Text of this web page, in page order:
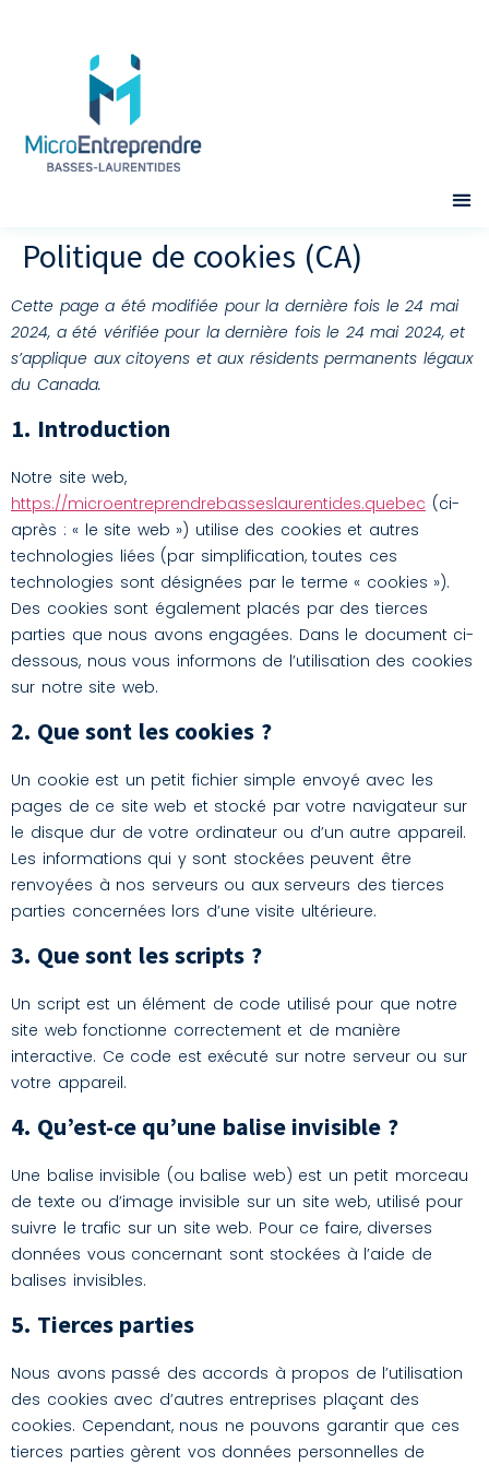
Politique de cookies (CA)
Cette page a été modifiée pour la dernière fois le 24 mai
2024, a été vérifiée pour la dernière fois le 24 mai 2024, et
s’applique aux citoyens et aux résidents permanents légaux
du Canada.
1. Introduction
Notre site web,
https://microentreprendrebasseslaurentides.quebec (ci-
après : « le site web ») utilise des cookies et autres
technologies liées (par simplification, toutes ces
technologies sont désignées par le terme « cookies »).
Des cookies sont également placés par des tierces
parties que nous avons engagées. Dans le document ci-
dessous, nous vous informons de l’utilisation des cookies
sur notre site web.
2. Que sont les cookies ?
Un cookie est un petit fichier simple envoyé avec les
pages de ce site web et stocké par votre navigateur sur
le disque dur de votre ordinateur ou d’un autre appareil.
Les informations qui y sont stockées peuvent être
renvoyées à nos serveurs ou aux serveurs des tierces
parties concernées lors d’une visite ultérieure.
3. Que sont les scripts ?
Un script est un élément de code utilisé pour que notre
site web fonctionne correctement et de manière
interactive. Ce code est exécuté sur notre serveur ou sur
votre appareil.
4. Qu’est-ce qu’une balise invisible ?
Une balise invisible (ou balise web) est un petit morceau
de texte ou d’image invisible sur un site web, utilisé pour
suivre le trafic sur un site web. Pour ce faire, diverses
données vous concernant sont stockées à l’aide de
balises invisibles.
5. Tierces parties
Nous avons passé des accords à propos de l’utilisation
des cookies avec d’autres entreprises plaçant des
cookies. Cependant, nous ne pouvons garantir que ces
tierces parties gèrent vos données personnelles de